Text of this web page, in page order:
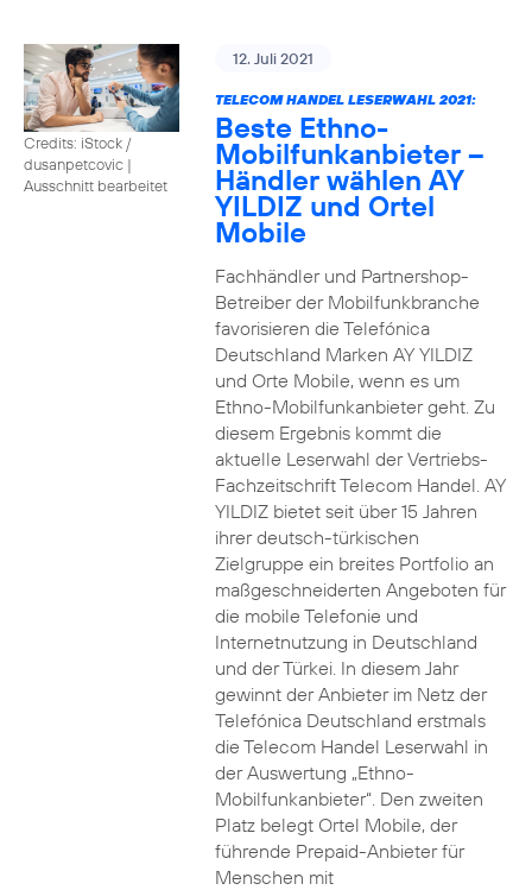
Credits: iStock /
dusanpetcovic |
Ausschnitt bearbeitet
12. Juli 2021
TELECOM HANDEL LESERWAHL 2021:
Beste Ethno-
Mobilfunkanbieter –
Händler wählen AY
YILDIZ und Ortel
Mobile
Fachhändler und Partnershop-
Betreiber der Mobilfunkbranche
favorisieren die Telefónica
Deutschland Marken AY YILDIZ
und Orte Mobile, wenn es um
Ethno-Mobilfunkanbieter geht. Zu
diesem Ergebnis kommt die
aktuelle Leserwahl der Vertriebs-
Fachzeitschrift Telecom Handel. AY
YILDIZ bietet seit über 15 Jahren
ihrer deutsch-türkischen
Zielgruppe ein breites Portfolio an
maßgeschneiderten Angeboten für
die mobile Telefonie und
Internetnutzung in Deutschland
und der Türkei. In diesem Jahr
gewinnt der Anbieter im Netz der
Telefónica Deutschland erstmals
die Telecom Handel Leserwahl in
der Auswertung „Ethno-
Mobilfunkanbieter“. Den zweiten
Platz belegt Ortel Mobile, der
führende Prepaid-Anbieter für
Menschen mit